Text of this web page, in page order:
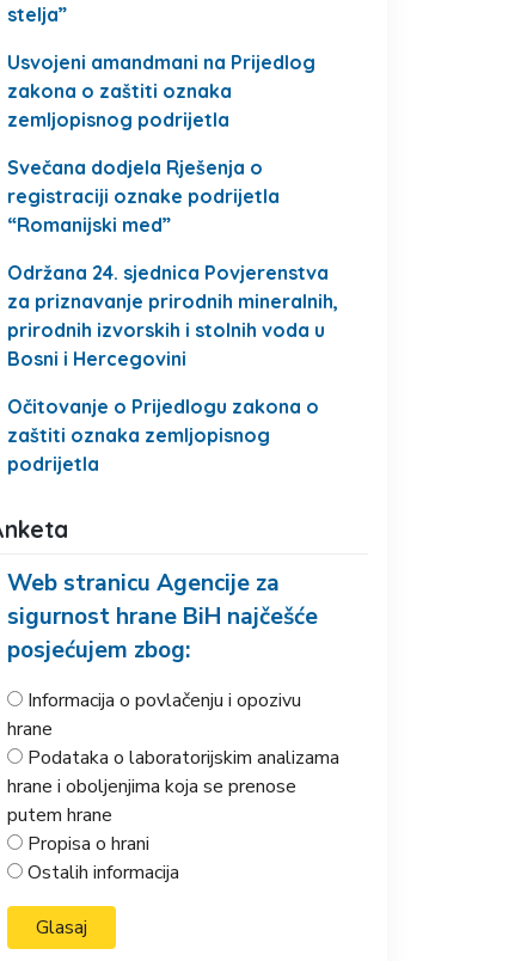
stelja”
Usvojeni amandmani na Prijedlog
zakona o zaštiti oznaka
zemljopisnog podrijetla
Svečana dodjela Rješenja o
registraciji oznake podrijetla
“Romanijski med”
Održana 24. sjednica Povjerenstva
za priznavanje prirodnih mineralnih,
prirodnih izvorskih i stolnih voda u
Bosni i Hercegovini
Očitovanje o Prijedlogu zakona o
zaštiti oznaka zemljopisnog
podrijetla
Web stranicu Agencije za
sigurnost hrane BiH najčešće
posjećujem zbog:
Informacija o povlačenju i opozivu
hrane
Podataka o laboratorijskim analizama
hrane i oboljenjima koja se prenose
putem hrane
Propisa o hrani
Ostalih informacija